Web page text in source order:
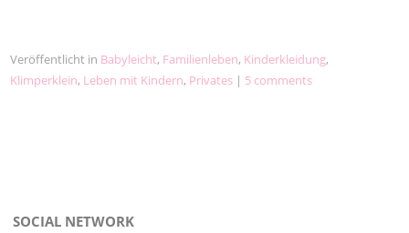
Veröffentlicht in Babyleicht, Familienleben, Kinderkleidung,
Klimperklein, Leben mit Kindern, Privates | 5 comments
SOCIAL NETWORK